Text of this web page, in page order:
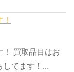
！ 買取品目はお
してます！...